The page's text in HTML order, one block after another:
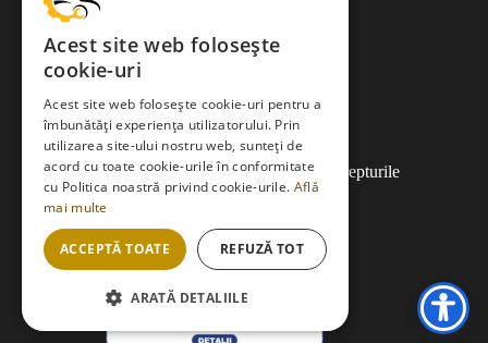
Termeni și condiții
Politica de confidențialitate
Copyright © 2013-2026EDMauto.roToate drepturile
rezervate.
Acest site web folosește
cookie-uri
Acest site web folosește cookie-uri pentru a
îmbunătăți experiența utilizatorului. Prin
utilizarea site-ului nostru web, sunteți de
acord cu toate cookie-urile în conformitate
cu Politica noastră privind cookie-urile. Află
mai multe
ACCEPTĂ TOATE REFUZĂ TOT
ARATĂ DETALIILE